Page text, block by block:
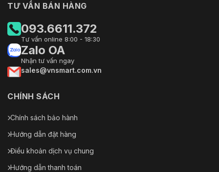
TƯ VẤN BÁN HÀNG
093.6611.372
Tư vấn online 8:00 - 18:30
Zalo OA
Nhận tư vấn ngay
sales@vnsmart.com.vn
CHÍNH SÁCH
Chính sách bảo hành
Hướng dẫn đặt hàng
Điều khoản dịch vụ chung
Hướng dẫn thanh toán